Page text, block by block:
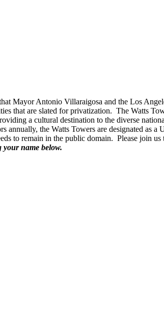
Mayor Antonio Villaraigosa and the Los
that are slated for privatization. The Watts
a cultural destination to the diverse
the Watts Towers are designated as
to remain in the public domain. Please join us
name below.